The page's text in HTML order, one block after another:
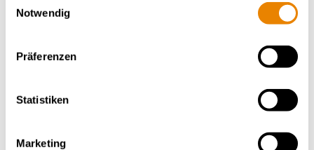
Notwendig
Präferenzen
Statistiken
Marketing